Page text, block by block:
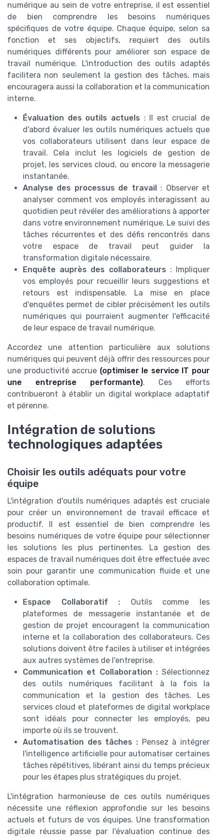
numérique au sein de votre entreprise, il est essentiel
de bien comprendre les besoins numériques
spécifiques de votre équipe. Chaque équipe, selon sa
fonction et ses objectifs, requiert des outils
numériques différents pour améliorer son espace de
travail numérique. L'introduction des outils adaptés
facilitera non seulement la gestion des tâches, mais
encouragera aussi la collaboration et la communication
interne.
Évaluation des outils actuels : Il est crucial de
d'abord évaluer les outils numériques actuels que
vos collaborateurs utilisent dans leur espace de
travail. Cela inclut les logiciels de gestion de
projet, les services cloud, ou encore la messagerie
instantanée.
Analyse des processus de travail
: Observer et
analyser comment vos employés interagissent au
quotidien peut révéler des améliorations à apporter
dans votre environnement numérique. Le suivi des
tâches récurrentes et des défis rencontrés dans
votre espace de travail peut guider la
transformation digitale nécessaire.
Enquête auprès des collaborateurs : Impliquer
vos employés pour recueillir leurs suggestions et
retours est indispensable. La mise en place
d'enquêtes permet de cibler précisément les outils
numériques qui pourraient augmenter l'efficacité
de leur espace de travail numérique.
Accordez une attention particulière aux solutions
numériques qui peuvent déjà offrir des ressources pour
une productivité accrue (optimiser le service IT pour
une entreprise performante). Ces efforts
contribueront à établir un digital workplace adaptatif
et pérenne.
Intégration de solutions
technologiques adaptées
Choisir les outils adéquats pour votre
équipe
L'intégration d'outils numériques adaptés est cruciale
pour créer un environnement de travail efficace et
productif. Il est essentiel de bien comprendre les
besoins numériques de votre équipe pour sélectionner
les solutions les plus pertinentes. La gestion des
espaces de travail numériques doit être effectuée avec
soin pour garantir une communication fluide et une
collaboration optimale.
Espace Collaboratif : Outils comme les
plateformes de messagerie instantanée et de
gestion de projet encouragent la communication
interne et la collaboration des collaborateurs. Ces
solutions doivent être faciles à utiliser et intégrées
aux autres systèmes de l'entreprise.
Communication et Collaboration :Sélectionnez
des outils numériques facilitant à la fois la
communication et la gestion des tâches. Les
services cloud et plateformes de digital workplace
sont idéals pour connecter les employés, peu
importe où ils se trouvent.
Automatisation des tâches : Pensez à intégrer
l'intelligence artificielle pour automatiser certaines
tâches répétitives, libérant ainsi du temps précieux
pour les étapes plus stratégiques du projet.
L'intégration harmonieuse de ces outils numériques
nécessite une réflexion approfondie sur les besoins
actuels et futurs de vos équipes. Une transformation
digitale réussie passe par l'évaluation continue des